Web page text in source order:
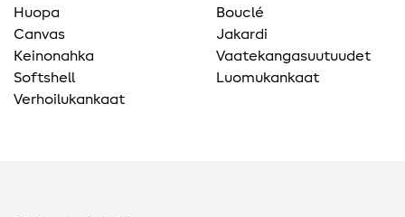
Huopa
Canvas
Keinonahka
Softshell
Verhoilukankaat
Bouclé
Jakardi
Vaatekangasuutuudet
Luomukankaat